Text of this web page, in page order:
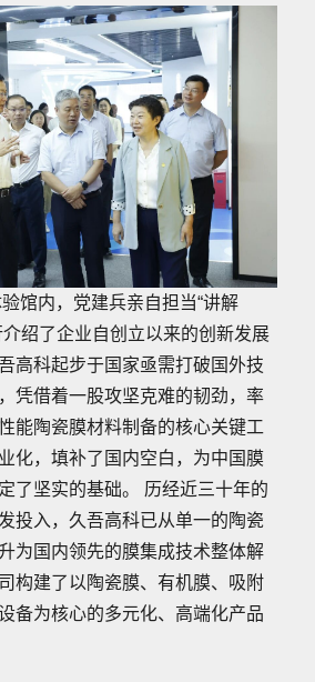
馆内，党建兵亲自担当“讲解
介绍了企业自创立以来的创新发展
高科起步于国家亟需打破国外技
凭借着一股攻坚克难的韧劲，率
能陶瓷膜材料制备的核心关键工
化，填补了国内空白，为中国膜
了坚实的基础。 历经近三十年的
投入，久吾高科已从单一的陶瓷
为国内领先的膜集成技术整体解
构建了以陶瓷膜、有机膜、吸附
备为核心的多元化、高端化产品